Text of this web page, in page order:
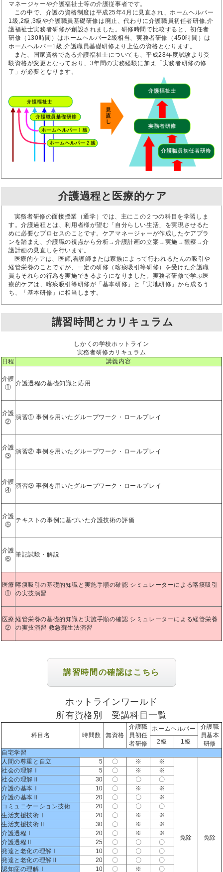
マネージャーや介護福祉士等の介護従事者です。
この中で、介護の資格制度は平成25年4月に見直され、ホームヘルパー
1級,2級,3級や介護職員基礎研修は廃止、代わりに介護職員初任者研修,介
護福祉士実務者研修が創設されました。研修時間で比較すると、初任者
研修（130時間）はホームヘルパー2級相当、実務者研修（450時間）は
ホームヘルパー1級,介護職員基礎研修より上位の資格となります。
また、国家資格である介護福祉士についても、平成28年度試験より受
験資格が変更となっており、3年間の実務経験に加え「実務者研修の修
了」が必要となります。
介護過程と医療的ケア
実務者研修の面接授業（通学）では、主にこの２つの科目を学習しま
す。介護過程とは、利用者様が望む「自分らしい生活」を実現させるた
めに必要なプロセスのことです。ケアマネージャーが作成したケアプラ
ンを踏まえ、介護職の視点から分析→介護計画の立案→実施→観察→介
護計画の見直しを行います。
医療的ケアは、医師,看護師または家族によって行われるたんの吸引や
経管栄養のことですが、一定の研修（喀痰吸引等研修）を受けた介護職
員もそれらの行為を実施できるようになりました。実務者研修で学ぶ医
療的ケアは、喀痰吸引等研修が「基本研修」と「実地研修」から成るう
ち、「基本研修」に相当します。
講習時間とカリキュラム
しかくの学校ホットライン
実務者研修カリキュラム
日程
講義内容
介護
①
介護過程の基礎知識と応用
介護
②
演習① 事例を用いたグループワーク・ロールプレイ
介護
③
演習② 事例を用いたグループワーク・ロールプレイ
介護
④
演習③ 事例を用いたグループワーク・ロールプレイ
介護
⑤
テキストの事例に基づいた介護技術の評価
介護
⑥
筆記試験・解説
医療
①
喀痰吸引の基礎的知識と実施手順の確認 シミュレーターによる喀痰吸引
の実技演習
医療
②
経管栄養の基礎的知識と実施手順の確認 シミュレーターによる経管栄養
の実技演習 救急蘇生法演習
講習時間の確認はこちら
ホットラインワールド
所有資格別 受講科目一覧
科目名 時間数 無資格
介護職
員初任
者研修
ホームヘルパー
介護職
員基本
研修
2級
1級
自宅学習
人間の尊重と自立
5 〇 ※ ※
免除 免除
社会の理解Ⅰ 5 〇 ※
※
社会の理解Ⅱ
30 〇 〇
〇
介護の基本Ⅰ
10 〇 ※
※
介護の基本Ⅱ
20 〇 〇
※
コミュニケーション技術
20 〇 〇
〇
生活支援技術Ⅰ
20 〇 ※
※
生活支援技術Ⅱ
30 〇 ※
※
介護過程Ⅰ
20 〇 ※
※
介護過程Ⅱ
25 〇 〇
〇
発達と老化の理解Ⅰ
10 〇 〇
〇
発達と老化の理解Ⅱ
20 〇 〇
〇
認知症の理解Ⅰ
10 〇 ※ 〇